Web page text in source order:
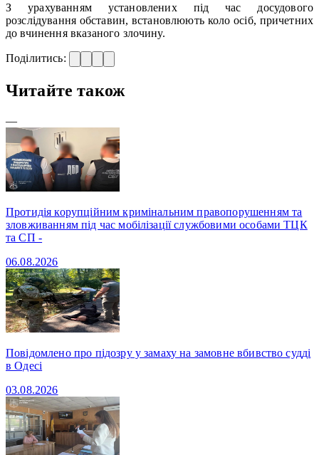
З урахуванням установлених під час досудового
розслідування обставин, встановлюють коло осіб, причетних
до вчинення вказаного злочину.
Поділитись:
Читайте також
—
Протидія корупційним кримінальним правопорушенням та
зловживанням під час мобілізації службовими особами ТЦК
та СП -
06.08.2026
Повідомлено про підозру у замаху на замовне вбивство судді
в Одесі
03.08.2026